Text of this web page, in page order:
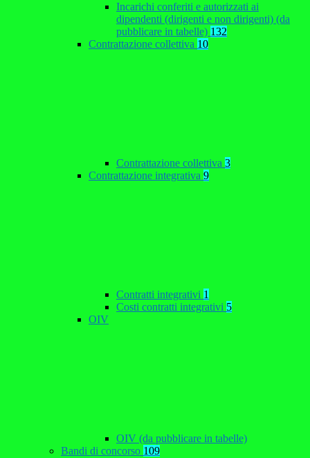
Incarichi conferiti e autorizzati ai
dipendenti (dirigenti e non dirigenti) (da
pubblicare in tabelle) 132
Contrattazione collettiva 10
Contrattazione collettiva 3
Contrattazione integrativa 9
Contratti integrativi 1
Costi contratti integrativi 5
OIV
OIV (da pubblicare in tabelle)
Bandi di concorso 109